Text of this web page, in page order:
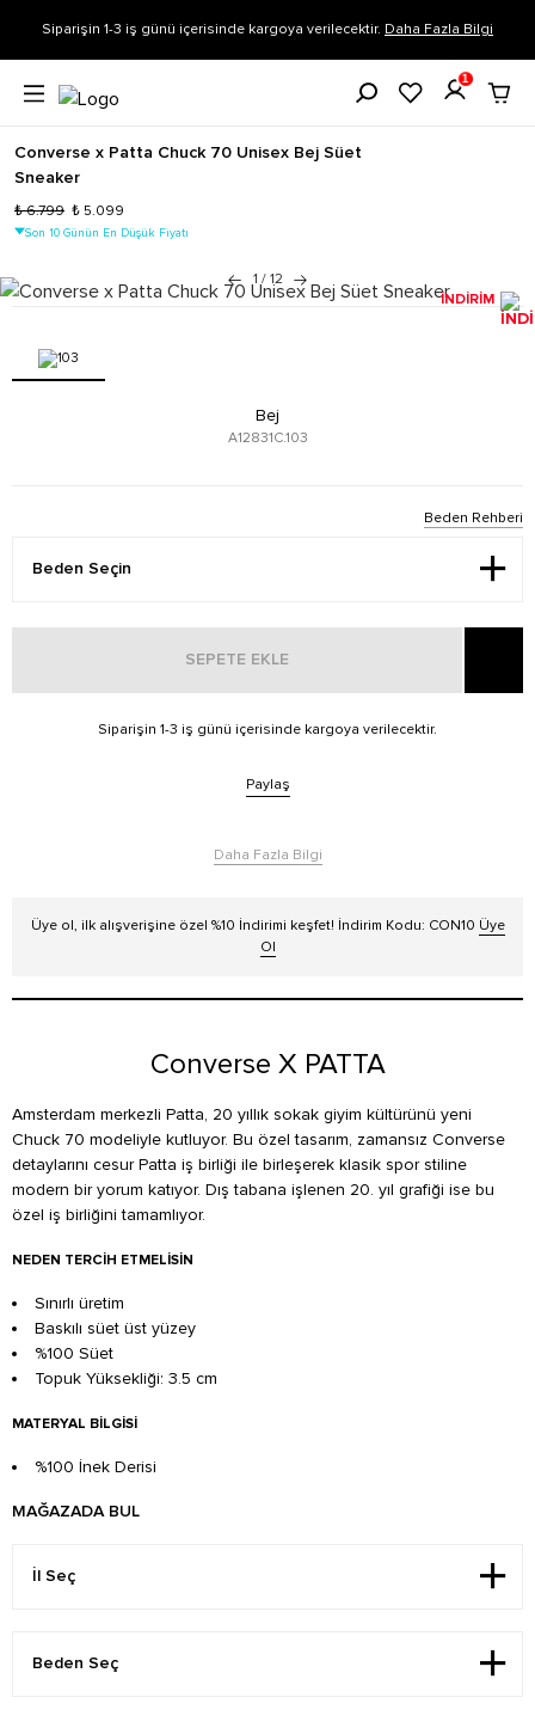
Siparişin 1-3 iş günü içerisinde kargoya verilecektir. Daha Fazla Bilgi
1
Converse x Patta Chuck 70 Unisex Bej Süet
Sneaker
₺ 6.799 ₺ 5.099
Son 10 Günün En Düşük Fiyatı
1 / 12
İNDİRİM
Bej
A12831C.103
Beden Rehberi
SEPETE EKLE
Siparişin 1-3 iş günü içerisinde kargoya verilecektir.
Paylaş
Daha Fazla Bilgi
Üye ol, ilk alışverişine özel %10 İndirimi keşfet! İndirim Kodu: CON10 Üye
Ol
Converse X PATTA
Amsterdam merkezli Patta, 20 yıllık sokak giyim kültürünü yeni
Chuck 70 modeliyle kutluyor. Bu özel tasarım, zamansız Converse
detaylarını cesur Patta iş birliği ile birleşerek klasik spor stiline
modern bir yorum katıyor. Dış tabana işlenen 20. yıl grafiği ise bu
özel iş birliğini tamamlıyor.
NEDEN TERCIH ETMELISIN
Sınırlı üretim
Baskılı süet üst yüzey
%100 Süet
Topuk Yüksekliği: 3.5 cm
MATERYAL BILGISI
%100 İnek Derisi
MAĞAZADA BUL